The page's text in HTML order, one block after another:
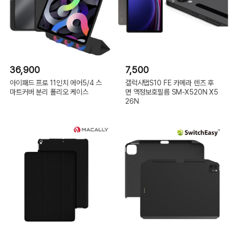
36,900
아이패드 프로 11인치 에어5/4 스
마트커버 분리 폴리오 케이스
7,500
갤럭시탭S10 FE 카메라 렌즈 후
면 액정보호필름 SM-X520N X5
26N